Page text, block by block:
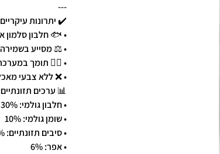
---
✔️ יתרונות
• 🐟 חלבון סלמון
• ⚖️ מסייע בשמירה
• 🧑‍⚕️ תומך
• ❌ ללא צבעי
📊 ערכים
• חלבון גולמי: 30%
• שומן גולמי: 10%
• סיבים תזונתיים: 4%
• אפר: 6%